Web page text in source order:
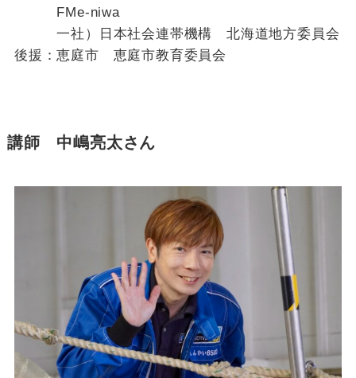
FMe-niwa
一社）日本社会連帯機構 北海道地方委員会
後援：恵庭市 恵庭市教育委員会
講師 中嶋亮太さん